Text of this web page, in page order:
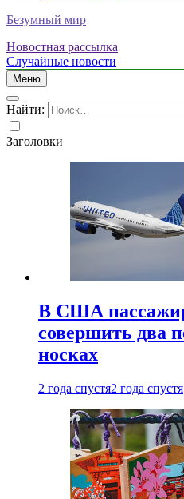
Безумный мир
Новостная рассылка
Случайные новости
Меню
Найти:
Заголовки
В США
совершить два
носках
2 года спустя2 года спустя